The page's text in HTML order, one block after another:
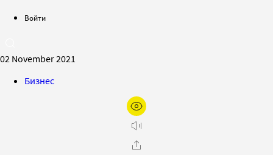
Войти
02 November 2021
Бизнес